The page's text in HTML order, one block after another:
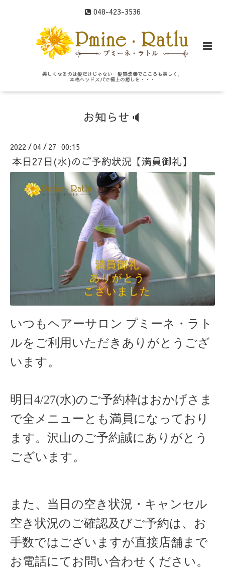
048-423-3536
美しくなるのは髪だけじゃない 髪質改善でこころも美しく。
本格ヘッドスパで極上の癒しを・・・
お知らせ🔈
2022 /04 / 27 00:15
本日27日(水)のご予約状況【満員御礼】
いつもヘアーサロン プミーネ・ラト
ルをご利用いただきありがとうござ
います。
明日4/27(水)のご予約枠はおかげさま
で全メニューとも満員になっており
ます。沢山のご予約誠にありがとう
ございます。
また、当日の空き状況・キャンセル
空き状況のご確認及びご予約は、お
手数ではございますが直接店舗まで
お電話にてお問い合わせください。